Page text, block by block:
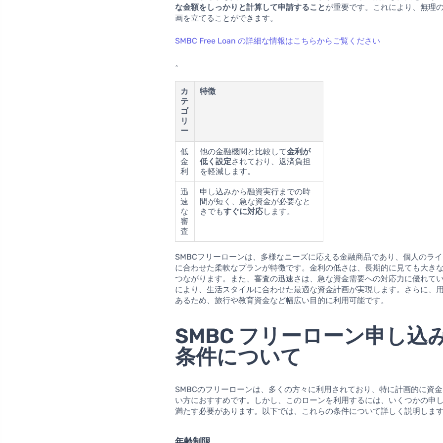
な金額をしっかりと計算して申請することが重要です。これにより、無理
画を立てることができます。
SMBC Free Loan の詳細な情報はこちらからご覧ください
。
カ
テ
ゴ
リ
ー
特徴
低
金
利
他の金融機関と比較して金利が
低く設定されており、返済負担
を軽減します。
迅
速
な
審
査
申し込みから融資実行までの時
間が短く、急な資金が必要なと
きでもすぐに対応します。
SMBCフリーローンは、多様なニーズに応える金融商品であり、個人のラ
に合わせた柔軟なプランが特徴です。金利の低さは、長期的に見ても大き
つながります。また、審査の迅速さは、急な資金需要への対応力に優れて
により、生活スタイルに合わせた最適な資金計画が実現します。さらに、
あるため、旅行や教育資金など幅広い目的に利用可能です。
SMBC フリーローン申し込
条件について
SMBCのフリーローンは、多くの方々に利用されており、特に計画的に資
い方におすすめです。しかし、このローンを利用するには、いくつかの申
満たす必要があります。以下では、これらの条件について詳しく説明します